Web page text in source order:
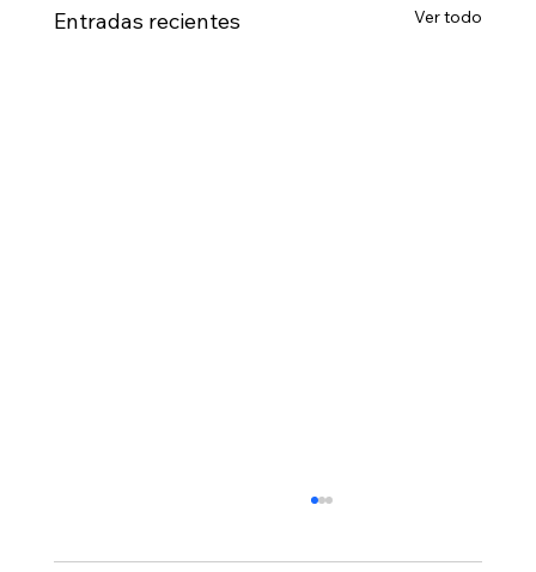
Entradas recientes Ver todo